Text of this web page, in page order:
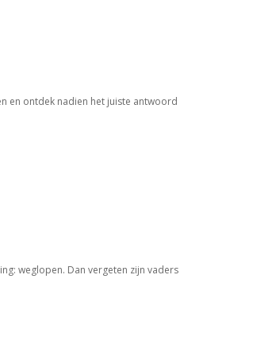
en ontdek nadien het juiste antwoord
weglopen. Dan vergeten zijn vaders